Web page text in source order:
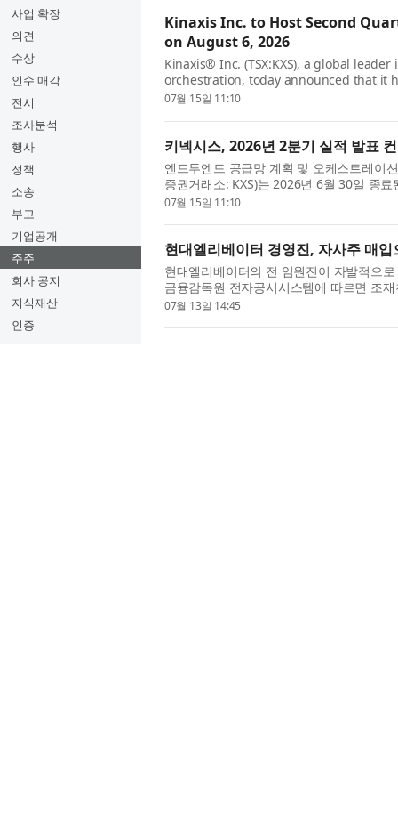
사업 확장
의견
수상
인수 매각
전시
조사분석
행사
정책
소송
부고
기업공개
주주
회사 공지
지식재산
인증
Kinaxis Inc. to Host Second
on August 6, 2026
Kinaxis® Inc. (TSX:KXS), a global
orchestration, today announced that it
financial results for the second quarter
07월 15일 11:10
키넥시스, 2026년 2분기 실적 발표
엔드투엔드 공급망 계획 및 오케스트레이
증권거래소: KXS)는 2026년 6월 30일 종
을 발표했다. 컨퍼런스 콜은 라자트 가우
07월 15일 11:10
현대엘리베이터 경영진, 자사주 매
현대엘리베이터의 전 임원진이 자발적으
금융감독원 전자공시시스템에 따르면 조
주의 자사주를 취득했다. 매입은 지난 6일
07월 13일 14:45